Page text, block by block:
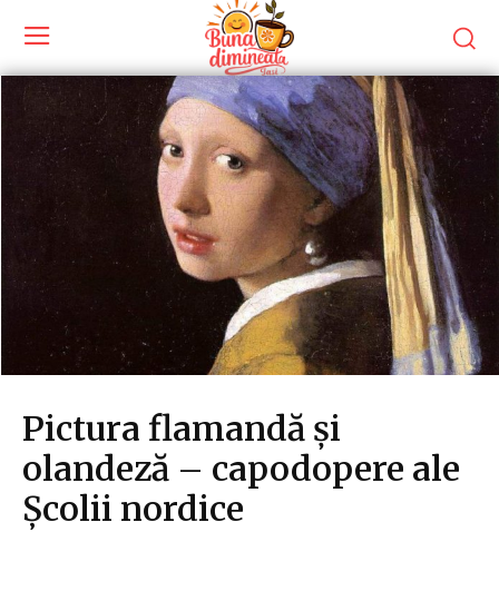
Pictura flamandă și
olandeză – capodopere ale
Școlii nordice